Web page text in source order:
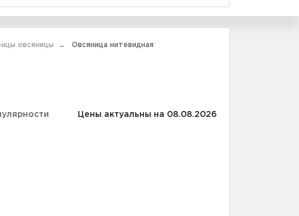
овсяницы Овсяница нитевидная
Цены актуальны на 08.08.2026